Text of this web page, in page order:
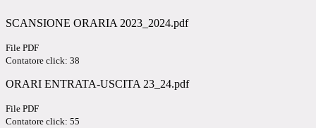
SCANSIONE ORARIA 2023_2024.pdf
File PDF
Contatore click: 38
ORARI ENTRATA-USCITA 23_24.pdf
File PDF
Contatore click: 55